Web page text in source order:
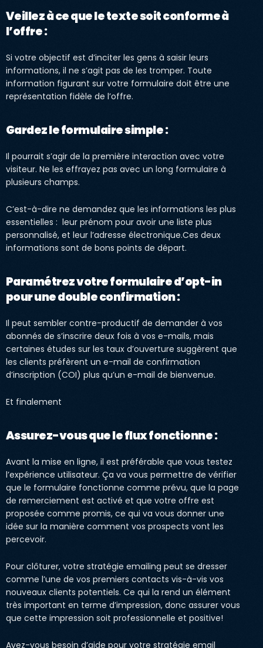
Veillez à ce que le texte soit conforme à
l’offre :
Si votre objectif est d’inciter les gens à saisir leurs
informations, il ne s’agit pas de les tromper. Toute
information figurant sur votre formulaire doit être une
représentation fidèle de l’offre.
Gardez le formulaire simple :
Il pourrait s’agir de la première interaction avec votre
visiteur. Ne les effrayez pas avec un long formulaire à
plusieurs champs.
C’est-à-dire ne demandez que les informations les plus
essentielles : leur prénom pour avoir une liste plus
personnalisé, et leur l’adresse électronique.Ces deux
informations sont de bons points de départ.
Paramétrez votre formulaire d’opt-in
pour une double confirmation :
Il peut sembler contre-productif de demander à vos
abonnés de s’inscrire deux fois à vos e-mails, mais
certaines études sur les taux d’ouverture suggèrent que
les clients préfèrent un e-mail de confirmation
d’inscription (COI) plus qu’un e-mail de bienvenue.
Et finalement
Assurez-vous que le flux fonctionne :
Avant la mise en ligne, il est préférable que vous testez
l’expérience utilisateur. Ça va vous permettre de vérifier
que le formulaire fonctionne comme prévu, que la page
de remerciement est activé et que votre offre est
proposée comme promis, ce qui va vous donner une
idée sur la manière comment vos prospects vont les
percevoir.
Pour clôturer, votre stratégie emailing peut se dresser
comme l’une de vos premiers contacts vis-à-vis vos
nouveaux clients potentiels. Ce qui la rend un élément
très important en terme d’impression, donc assurer vous
que cette impression soit professionnelle et positive!
Avez-vous besoin d’aide pour votre stratégie email